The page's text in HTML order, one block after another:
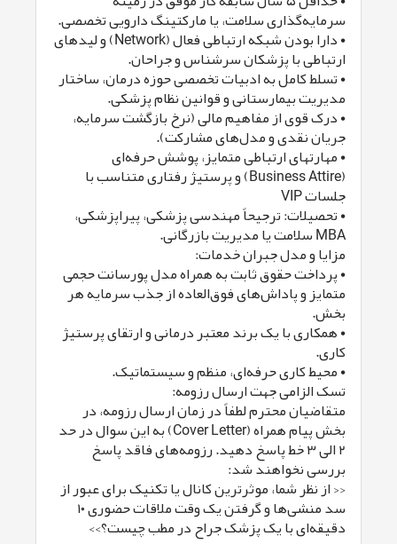
سرمایه‌گذاری سلامت، یا مارکتینگ دارویی تخصصی.
• دارا بودن شبکه ارتباطی فعال (Network) و لیدهای
ارتباطی با پزشکان سرشناس و جراحان.
• تسلط کامل به ادبیات تخصصی حوزه درمان، ساختار
مدیریت بیمارستانی و قوانین نظام پزشکی.
• درک قوی از مفاهیم مالی (نرخ بازگشت سرمایه،
جریان نقدی و مدل‌های مشارکت).
• مهارتهای ارتباطی متمایز، پوشش حرفه‌ای
(Business Attire) و پرستیژ رفتاری متناسب با
جلسات VIP
• تحصیلات: ترجیحاً مهندسی پزشکی، پیراپزشکی،
MBA سلامت یا مدیریت بازرگانی.
مزایا و مدل جبران خدمات:
• پرداخت حقوق ثابت به همراه مدل پورسانت حجمی
متمایز و پاداش‌های فوق‌العاده از جذب سرمایه هر
بخش.
• همکاری با یک برند معتبر درمانی و ارتقای پرستیژ
کاری.
• محیط کاری حرفه‌ای، منظم و سیستماتیک.
تسک الزامی جهت ارسال رزومه:
متقاضیان محترم لطفاً در زمان ارسال رزومه، در
بخش پیام همراه (Cover Letter) به این سوال در حد
۲ الی ۳ خط پاسخ دهید. رزومه‌های فاقد پاسخ
بررسی نخواهند شد:
<< از نظر شما، موثرترین کانال یا تکنیک برای عبور از
سد منشی‌ها و گرفتن یک وقت ملاقات حضوری ۱۰
دقیقه‌ای با یک پزشک جراح در مطب چیست؟>>